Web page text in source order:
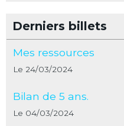
Derniers billets
Mes ressources
Le 24/03/2024
Bilan de 5 ans.
Le 04/03/2024